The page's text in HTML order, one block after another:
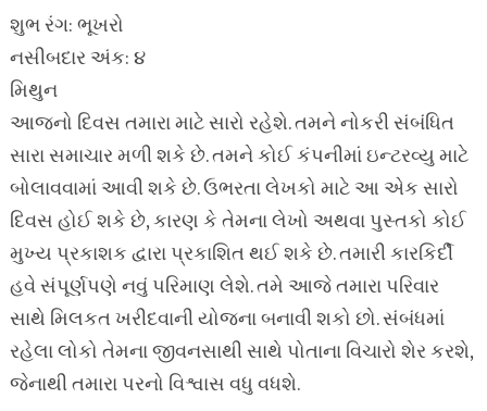
શુભ રંગ: ભૂખરો
નસીબદાર અંક: ૪
મિથુન
આજનો દિવસ તમારા માટે સારો રહેશે. તમને નોકરી સંબંધિત
સારા સમાચાર મળી શકે છે. તમને કોઈ કંપનીમાં ઇન્ટરવ્યુ માટે
બોલાવવામાં આવી શકે છે. ઉભરતા લેખકો માટે આ એક સારો
દિવસ હોઈ શકે છે, કારણ કે તેમના લેખો અથવા પુસ્તકો કોઈ
મુખ્ય પ્રકાશક દ્વારા પ્રકાશિત થઈ શકે છે. તમારી કારકિર્દી
હવે સંપૂર્ણપણે નવું પરિમાણ લેશે. તમે આજે તમારા પરિવાર
સાથે મિલકત ખરીદવાની યોજના બનાવી શકો છો. સંબંધમાં
રહેલા લોકો તેમના જીવનસાથી સાથે પોતાના વિચારો શેર કરશે,
જેનાથી તમારા પરનો વિશ્વાસ વધુ વધશે.